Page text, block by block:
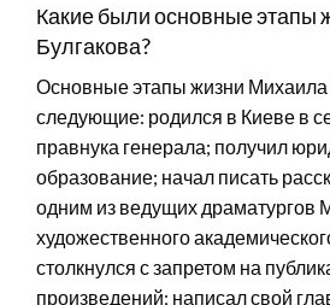
Какие были основные этапы
Булгакова?
Основные этапы жизни Михаила
следующие: родился в Киеве в
правнука генерала; получил
образование; начал писать
одним из ведущих драматургов
художественного
столкнулся с запретом на
произведений; написал свой